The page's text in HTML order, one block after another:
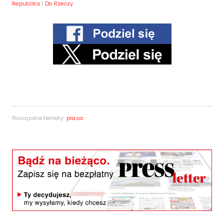
Republika | Do Rzeczy
Powiązane tematy: prasa